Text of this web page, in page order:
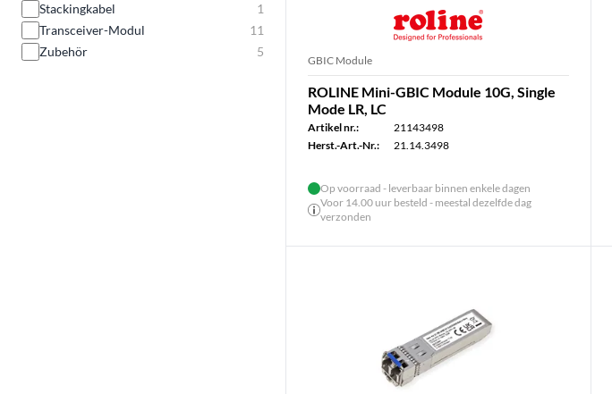
Stackingkabel
1
Transceiver-Modul
11
Zubehör
5
GBIC Module
ROLINE Mini-GBIC Module 10G, Single
Mode LR, LC
Artikel nr.:
21143498
Herst.-Art.-Nr.:
21.14.3498
Op voorraad - leverbaar binnen enkele dagen
Voor 14.00 uur besteld - meestal dezelfde dag
verzonden